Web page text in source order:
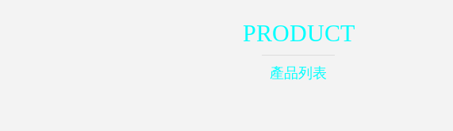
PRODUCT
產品列表